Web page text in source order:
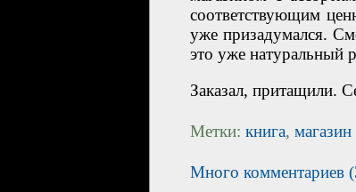
соответствующим
уже призадумался.
это уже натуральный
Заказал, притащили.
Метки: книга, магазин
Много комментариев